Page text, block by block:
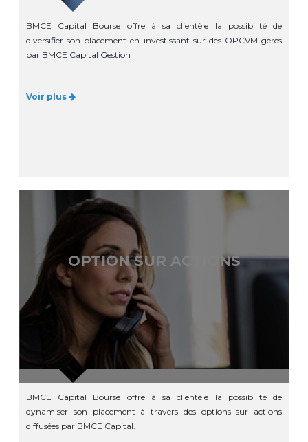
BMCE Capital Bourse offre à sa clientèle la possibilité de
diversifier son placement en investissant sur des OPCVM gérés
par BMCE Capital Gestion
Voir plus
OPTION SUR ACTIONS
BMCE Capital Bourse offre à sa clientèle la possibilité de
dynamiser son placement à travers des options sur actions
diffusées par BMCE Capital.